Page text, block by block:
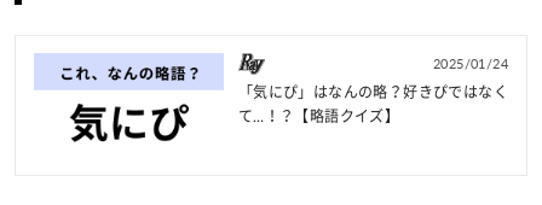
2025/01/24
「気にぴ」はなんの略？好きぴではなく
て…！？【略語クイズ】